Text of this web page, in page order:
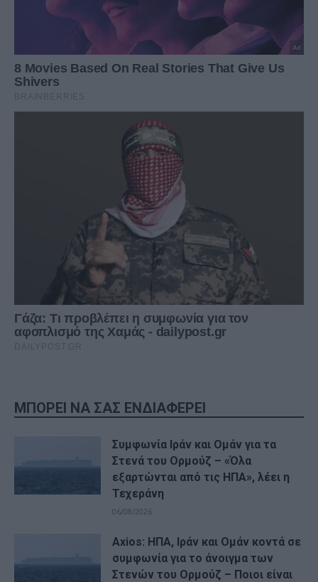
ΜΠΟΡΕΙ ΝΑ ΣΑΣ ΕΝΔΙΑΦΕΡΕΙ
Συμφωνία Ιράν και Ομάν για τα
Στενά του Ορμούζ – «Όλα
εξαρτώνται από τις ΗΠΑ», λέει η
Τεχεράνη
06/08/2026
Axios: ΗΠΑ, Ιράν και Ομάν κοντά σε
συμφωνία για το άνοιγμα των
Στενών του Ορμούζ – Ποιοι είναι